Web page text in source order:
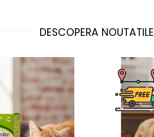
DESCOPERA NOUTATILE